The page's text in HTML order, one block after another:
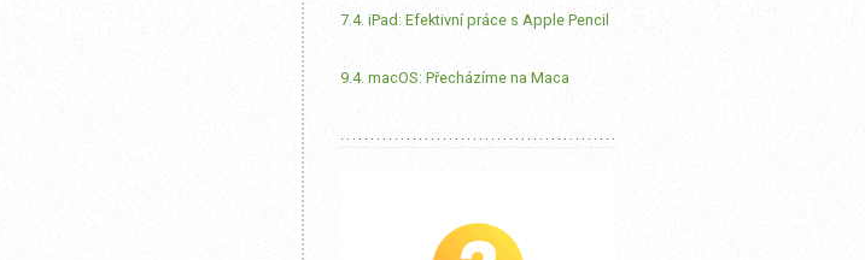
7.4. iPad: Efektivní práce s Apple Pencil
9.4. macOS: Přecházíme na Maca